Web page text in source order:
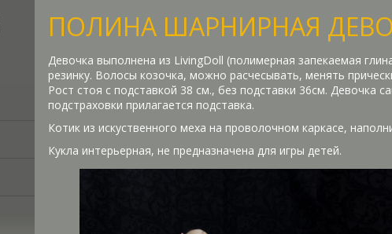
ПОЛИНА ШАРНИРНАЯ
Девочка выполнена из LivingDoll (полимерная запекаемая
резинку. Волосы козочка, можно расчесывать, менять
Рост стоя с подставкой 38 см., без подставки 36см. Девочка
подстраховки прилагается подставка.
Котик из искуственного меха на проволочном каркасе,
Кукла интерьерная, не предназначена для игры детей.